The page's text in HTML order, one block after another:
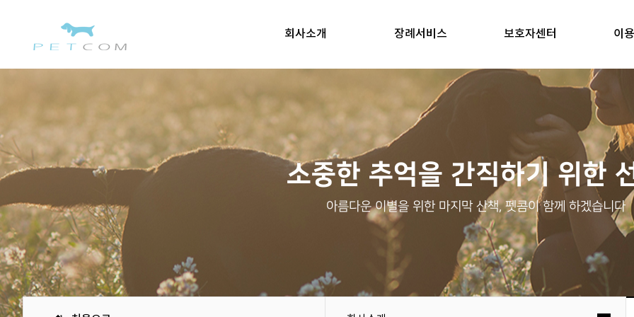
회사소개 장례서비스 보호자센터 이
소중한 추억을 간직하기 위한
아름다운 이별을 위한 마지막 산책, 펫콤이 함께 하겠습니다